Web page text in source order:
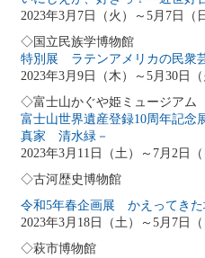
2023年3月7日（火）～5月7日（
◇国立民族学博物館
特別展 ラテンアメリカの民衆
2023年3月9日（木）～5月30日（
◇富士山かぐや姫ミュージアム
富士山世界遺産登録10周年記
真家 清水緑－
2023年3月11日（土）～7月2日（
◇古河歴史博物館
令和5年春企画展 かえってきた
2023年3月18日（土）～5月7日（
◇萩市博物館